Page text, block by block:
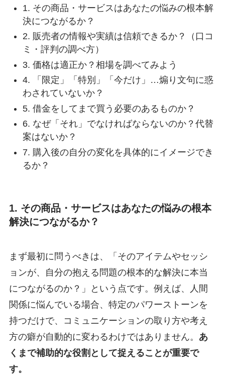
1. その商品・サービスはあなたの悩みの根本解
決につながるか？
2. 販売者の情報や実績は信頼できるか？（口コ
ミ・評判の調べ方）
3. 価格は適正か？相場を調べてみよう
4. 「限定」「特別」「今だけ」…煽り文句に惑
わされていないか？
5. 借金をしてまで買う必要のあるものか？
6. なぜ「それ」でなければならないのか？代替
案はないか？
7. 購入後の自分の変化を具体的にイメージでき
るか？
1. その商品・サービスはあなたの悩みの根本
解決につながるか？
まず最初に問うべきは、「そのアイテムやセッシ
ョンが、自分の抱える問題の根本的な解決に本当
につながるのか？」という点です。例えば、人間
関係に悩んでいる場合、特定のパワーストーンを
持つだけで、コミュニケーションの取り方や考え
方の癖が自動的に変わるわけではありません。 あ
くまで補助的な役割として捉えることが重要で
す。